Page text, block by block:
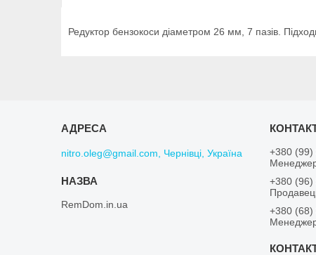
Редуктор бензокоси діаметром 26 мм, 7 пазів.
nitro.oleg@gmail.com, Чернівці, Україна
RemDom.in.ua
+380 (99)
+380 (96)
+380 (68)